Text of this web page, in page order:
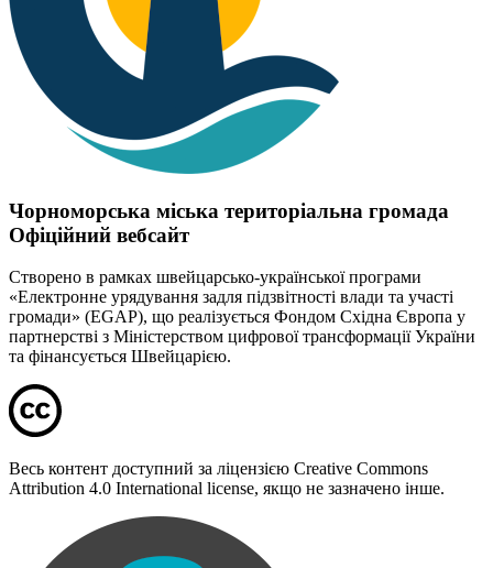
Чорноморська міська територіальна громада
Офіційний вебсайт
Створено в рамках швейцарсько-української програми
«Електронне урядування задля підзвітності влади та участі
громади» (EGAP), що реалізується Фондом Східна Європа у
партнерстві з Міністерством цифрової трансформації України
та фінансується Швейцарією.
Весь контент доступний за ліцензією Creative Commons
Attribution 4.0 International license, якщо не зазначено інше.